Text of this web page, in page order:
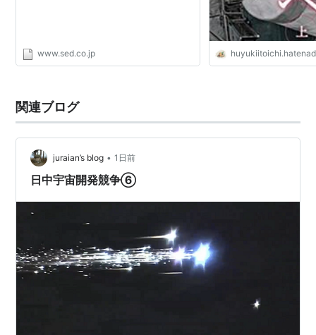
www.sed.co.jp
関連ブログ
juraian’s blog • 1日前
日中宇宙開発競争⑥